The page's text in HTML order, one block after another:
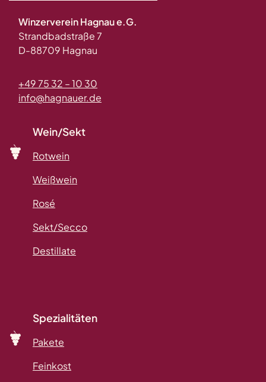
Winzerverein Hagnau e.G.
Strandbadstraße 7
D-88709 Hagnau
+49 75 32 – 10 30
info@hagnauer.de
Wein/Sekt
Rotwein
Weißwein
Rosé
Sekt/Secco
Destillate
Spezialitäten
Pakete
Feinkost